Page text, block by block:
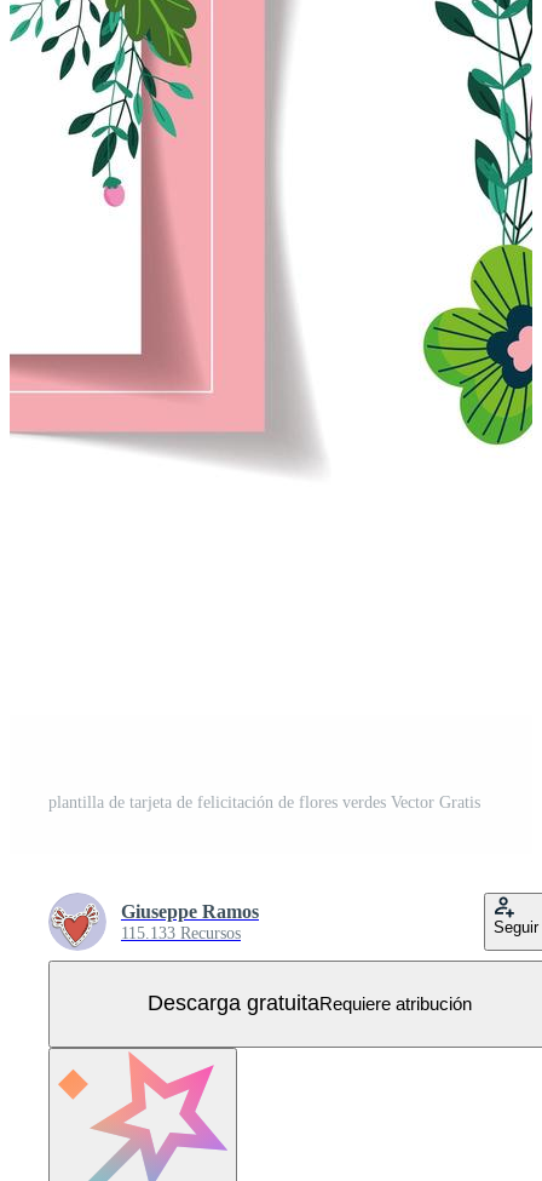
plantilla de tarjeta de felicitación de flores verdes Vector Gratis
Giuseppe Ramos
115.133 Recursos Seguir
Descarga gratuitaRequiere atribución